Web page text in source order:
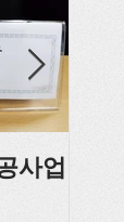
사업